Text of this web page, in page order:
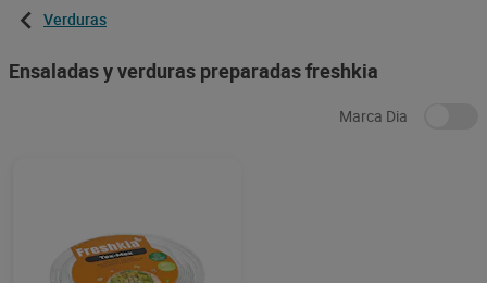
Verduras
Ensaladas y verduras preparadas freshkia
Marca Dia